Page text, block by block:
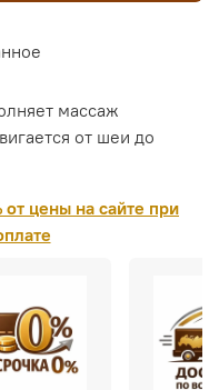
массаж
от шеи до
цены на сайте при